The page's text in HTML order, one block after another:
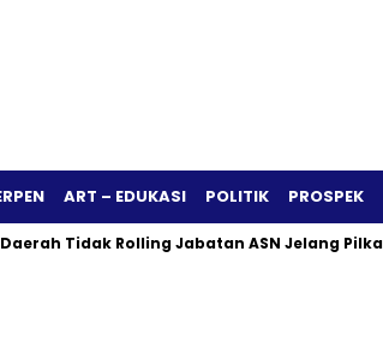
ART – EDUKASI POLITIK PROSPEK
Rolling Jabatan ASN Jelang Pilkada 2024